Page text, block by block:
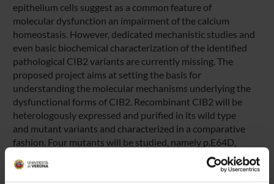
epithelium cells suggest as a common feature of
molecular dysfunction an impairment of the calcium
homeostasis. However, dedicated mechanistic studies and
even basic biochemical characterization of the identified
pathological CIB2 variants are currently missing. The
proposed project aims at setting the basis for
understanding the molecular mechanisms underlying the
dysfunctional forms of CIB2. Recombinant CIB2 will be
heterologously expressed and purified in its wild type
and mutant variants and characterized in a comparative
fashion. Four mutants will be studied, namely p.E64D,
directly related to USH1, as well as p.F91S, p.C99W and
p.I123T, which are involved in non-syndromic